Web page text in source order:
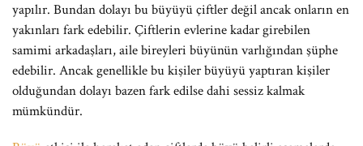
yapılır. Bundan dolayı bu büyüyü çiftler değil ancak onların en
yakınları fark edebilir. Çiftlerin evlerine kadar girebilen
samimi arkadaşları, aile bireyleri büyünün varlığından şüphe
edebilir. Ancak genellikle bu kişiler büyüyü yaptıran kişiler
olduğundan dolayı bazen fark edilse dahi sessiz kalmak
mümkündür.